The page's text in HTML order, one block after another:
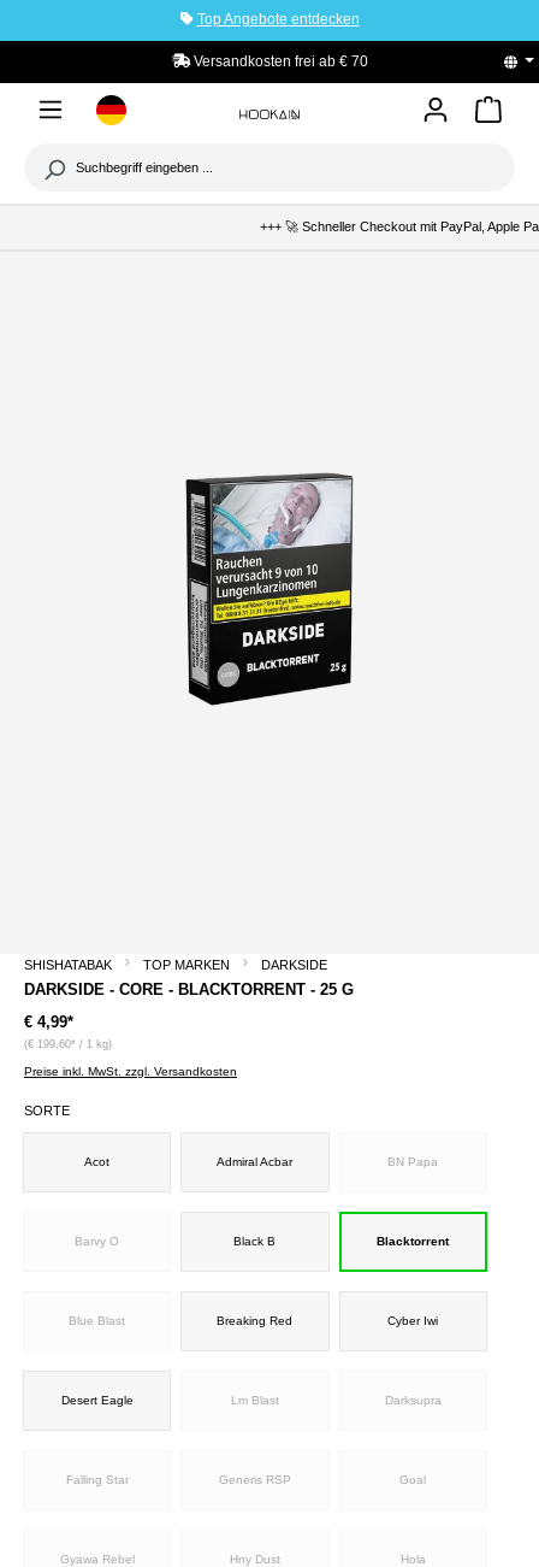
Top Angebote entdecken
PayPal Käuferschutz
+++ 🚀 Schneller Checkout mit PayPal, Apple
SHISHATABAK TOP MARKEN DARKSIDE
DARKSIDE - CORE - BLACKTORRENT - 25 G
€ 4,99*
(€ 199,60* / 1 kg)
Preise inkl. MwSt. zzgl. Versandkosten
SORTE
Acot Admiral Acbar BN Papa
Barvy O Black B Blacktorrent
Blue Blast Breaking Red Cyber Iwi
Desert Eagle Lm Blast Darksupra
Falling Star Generis RSP Goal
Gyawa Rebel Hny Dust Hola